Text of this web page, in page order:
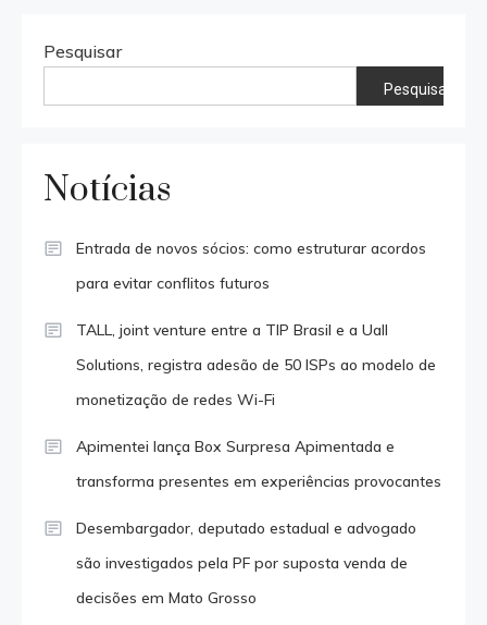
Pesquisar
Pesquisar
Notícias
Entrada de novos sócios: como estruturar acordos
para evitar conflitos futuros
TALL, joint venture entre a TIP Brasil e a Uall
Solutions, registra adesão de 50 ISPs ao modelo de
monetização de redes Wi-Fi
Apimentei lança Box Surpresa Apimentada e
transforma presentes em experiências provocantes
Desembargador, deputado estadual e advogado
são investigados pela PF por suposta venda de
decisões em Mato Grosso